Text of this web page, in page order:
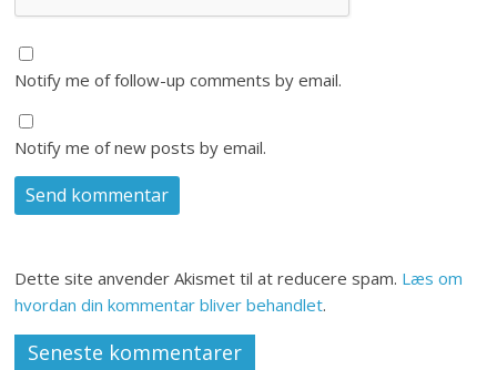
Notify me of follow-up comments by email.
Notify me of new posts by email.
Dette site anvender Akismet til at reducere spam. Læs om
hvordan din kommentar bliver behandlet.
Seneste kommentarer